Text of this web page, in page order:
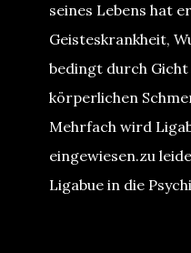
seines Lebens hat
Geisteskrankheit,
bedingt durch
körperlichen
Mehrfach wird
eingewiesen.zu
Ligabue in die